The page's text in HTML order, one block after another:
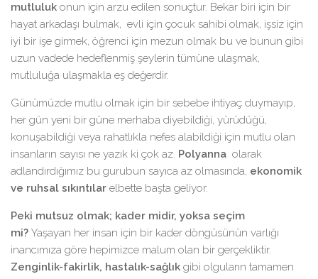
mutluluk onun için arzu edilen sonuçtur. Bekar biri için bir
hayat arkadaşı bulmak, evli için çocuk sahibi olmak, işsiz için
iyi bir işe girmek, öğrenci için mezun olmak bu ve bunun gibi
uzun vadede hedeflenmiş şeylerin tümüne ulaşmak,
mutluluğa ulaşmakla eş değerdir.
Günümüzde mutlu olmak için bir sebebe ihtiyaç duymayıp,
her gün yeni bir güne merhaba diyebildiği, yürüdüğü,
konuşabildiği veya rahatlıkla nefes alabildiği için mutlu olan
insanların sayısı ne yazık ki çok az. Polyanna olarak
adlandırdığımız bu gurubun sayıca az olmasında, ekonomik
ve ruhsal sıkıntılar elbette başta geliyor.
Peki mutsuz olmak; kader midir, yoksa seçim
mi? Yaşayan her insan için bir kader döngüsünün varlığı
inancımıza göre hepimizce malum olan bir gerçekliktir.
Zenginlik-fakirlik, hastalık-sağlık gibi olguların tamamen